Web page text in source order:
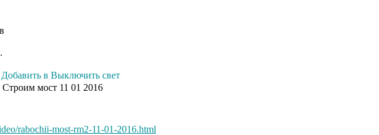
Добавить в Выключить свет
мост 11 01 2016
rabochii-most-rm2-11-01-2016.html